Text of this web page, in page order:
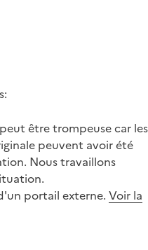
être trompeuse car les
peuvent avoir été
Nous travaillons
portail externe. Voir la